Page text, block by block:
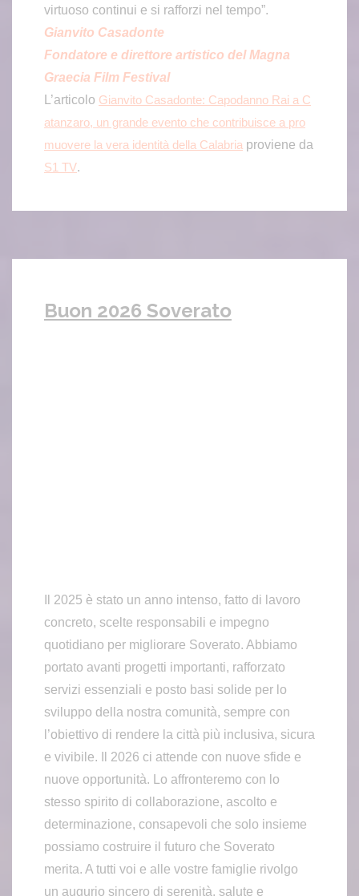
virtuoso continui e si rafforzi nel tempo”.
Gianvito Casadonte
Fondatore e direttore artistico del Magna
Graecia Film Festival
L’articolo Gianvito Casadonte: Capodanno Rai a C
atanzaro, un grande evento che contribuisce a pro
muovere la vera identità della Calabria proviene da
S1 TV.
Buon 2026 Soverato
Il 2025 è stato un anno intenso, fatto di lavoro
concreto, scelte responsabili e impegno
quotidiano per migliorare Soverato. Abbiamo
portato avanti progetti importanti, rafforzato
servizi essenziali e posto basi solide per lo
sviluppo della nostra comunità, sempre con
l’obiettivo di rendere la città più inclusiva, sicura
e vivibile. Il 2026 ci attende con nuove sfide e
nuove opportunità. Lo affronteremo con lo
stesso spirito di collaborazione, ascolto e
determinazione, consapevoli che solo insieme
possiamo costruire il futuro che Soverato
merita. A tutti voi e alle vostre famiglie rivolgo
un augurio sincero di serenità, salute e